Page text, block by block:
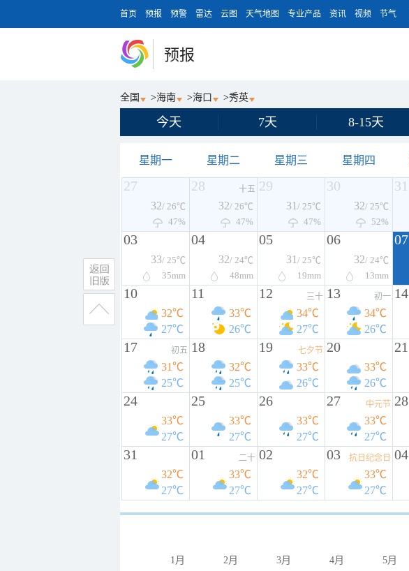
首页 预报 预警 雷达 云图 天气地图 专业产品 资讯 视频 节气
预报
全国 >海南 >海口 >秀英
今天 7天 8-15天
星期一 星期二 星期三 星期四
27
32/ 26℃
47%
28 十五
32/ 26℃
47%
29
31 / 25℃
47%
30
32/ 25℃
52%
31
03
33/ 25℃
35mm
04
32/ 24℃
48mm
05
31 / 25℃
19mm
06
32/ 24℃
13mm
07
10
32℃
27℃
11
33℃
26℃
12 三十
34℃
27℃
13 初一
34℃
26℃
14
17 初五
31℃
25℃
18
32℃
25℃
19 七夕节
33℃
26℃
20
33℃
26℃
21
24
33℃
27℃
25
33℃
27℃
26
33℃
27℃
27 中元节
33℃
27℃
28
31
32℃
27℃
01 二十
33℃
27℃
02
32℃
27℃
03 抗日纪念日
33℃
27℃
04
1月 2月 3月 4月 5月